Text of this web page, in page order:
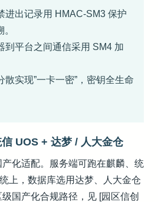
进出记录用 HMAC-SM3 保护
到平台之间通信采用 SM4 加
散实现”一卡一密”，密钥全生命
UOS + 达梦 / 人大金仓
化适配。服务端可跑在麒麟、统
上，数据库选用达梦、人大金仓
国产化合规路径，见 [园区信创